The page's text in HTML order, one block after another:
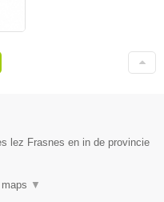
lez Frasnes en in de provincie
▼